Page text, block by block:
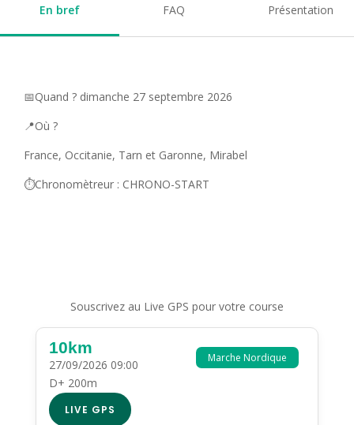
En bref FAQ Présentation
📅Quand ? dimanche 27 septembre 2026
📍Où ?
France, Occitanie, Tarn et Garonne, Mirabel
⏱️Chronomètreur : CHRONO-START
Souscrivez au Live GPS pour votre course
Marche Nordique
10km
27/09/2026 09:00
D+ 200m
LIVE GPS